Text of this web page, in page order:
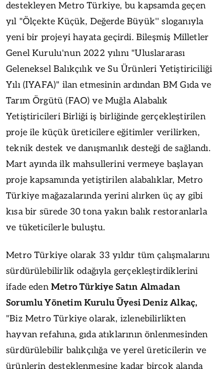
destekleyen Metro Türkiye, bu kapsamda geçen
yıl "Ölçekte Küçük, Değerde Büyük'' sloganıyla
yeni bir projeyi hayata geçirdi. Bileşmiş Milletler
Genel Kurulu'nun 2022 yılını "Uluslararası
Geleneksel Balıkçılık ve Su Ürünleri Yetiştiriciliği
Yılı (IYAFA)" ilan etmesinin ardından BM Gıda ve
Tarım Örgütü (FAO) ve Muğla Alabalık
Yetiştiricileri Birliği iş birliğinde gerçekleştirilen
proje ile küçük üreticilere eğitimler verilirken,
teknik destek ve danışmanlık desteği de sağlandı.
Mart ayında ilk mahsullerini vermeye başlayan
proje kapsamında yetiştirilen alabalıklar, Metro
Türkiye mağazalarında yerini alırken üç ay gibi
kısa bir sürede 30 tona yakın balık restoranlarla
ve tüketicilerle buluştu.
Metro Türkiye olarak 33 yıldır tüm çalışmalarını
sürdürülebilirlik odağıyla gerçekleştirdiklerini
ifade eden Metro Türkiye Satın Almadan
Sorumlu Yönetim Kurulu Üyesi Deniz Alkaç,
"Biz Metro Türkiye olarak, izlenebilirlikten
hayvan refahına, gıda atıklarının önlenmesinden
sürdürülebilir balıkçılığa ve yerel üreticilerin ve
ürünlerin desteklenmesine kadar birçok alanda